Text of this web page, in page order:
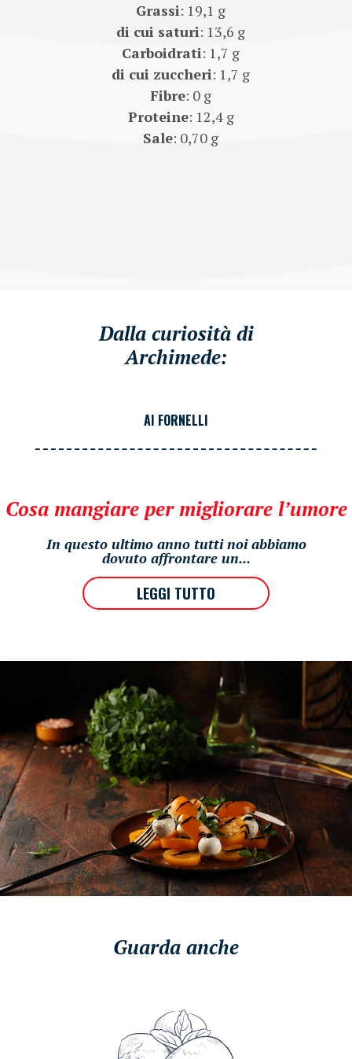
Grassi: 19,1 g
di cui saturi: 13,6 g
Carboidrati: 1,7 g
di cui zuccheri: 1,7 g
Fibre: 0 g
Proteine: 12,4 g
Sale: 0,70 g
Dalla curiosità di
Archimede:
AI FORNELLI
Cosa mangiare per migliorare l’umore
In questo ultimo anno tutti noi abbiamo
dovuto affrontare un...
LEGGI TUTTO
Guarda anche